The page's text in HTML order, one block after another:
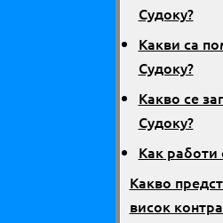
Судоку?
Какви са
Судоку?
Какво се
Судоку?
Как работи
Какво
висок